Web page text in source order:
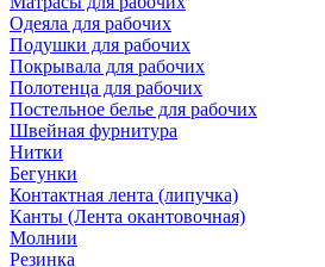
Одеяла для рабочих
Подушки для рабочих
Покрывала для рабочих
Полотенца для рабочих
Постельное белье для рабочих
Швейная фурнитура
Нитки
Бегунки
Контактная лента (липучка)
Канты (Лента окантовочная)
Молнии
Резинка